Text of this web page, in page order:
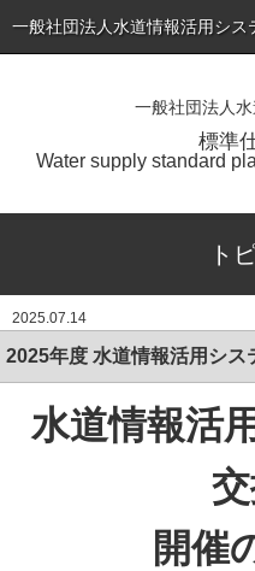
一般社団法人水道情報活用シ
一般社団法人
標準
Water supply standard
入会のご案内
研究会について
ト
2025.07.14
2025年度 水道情報活用シス
水道情報活
開催